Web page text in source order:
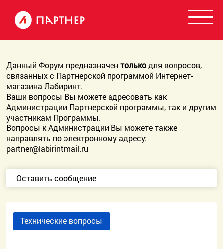
Данный Форум предназначентолькодля вопросов,
связанных с Партнерской программой Интернет-
магазина Лабиринт.
Ваши вопросы Вы можете адресовать как
Администрации Партнерской программы, так и другим
участникам Программы.
Вопросы к Администрации Вы можете также
направлять по электронному адресу:
partner@labirintmail.ru
Оставить сообщение
Технические вопросы